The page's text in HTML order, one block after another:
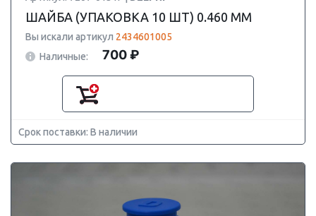
ШАЙБА (УПАКОВКА 10 ШТ) 0.460 ММ
Вы искали артикул 2434601005
Наличные:
700 ₽
Срок поставки: В наличии